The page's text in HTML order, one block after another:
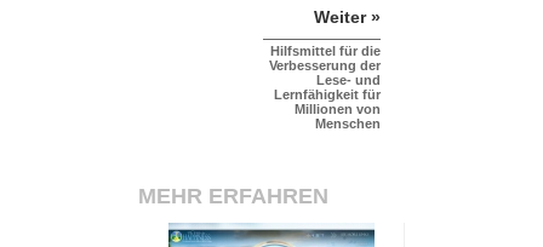
Weiter »
Hilfsmittel für die
Verbesserung der
Lese- und
Lernfähigkeit für
Millionen von
Menschen
MEHR ERFAHREN